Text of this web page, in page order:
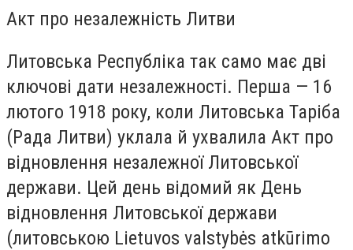
Акт про незалежність Литви
Литовська Республіка так само має дві
ключові дати незалежності. Перша — 16
лютого 1918 року, коли Литовська Таріба
(Рада Литви) уклала й ухвалила Акт про
відновлення незалежної Литовської
держави. Цей день відомий як День
відновлення Литовської держави
(литовською Lietuvos valstybės atkūrimo